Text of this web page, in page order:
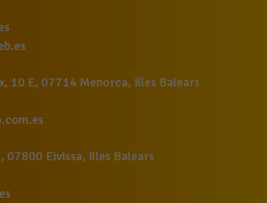
10 E, 07714 Menorca, Illes Balears
07800 Eivissa, Illes Balears